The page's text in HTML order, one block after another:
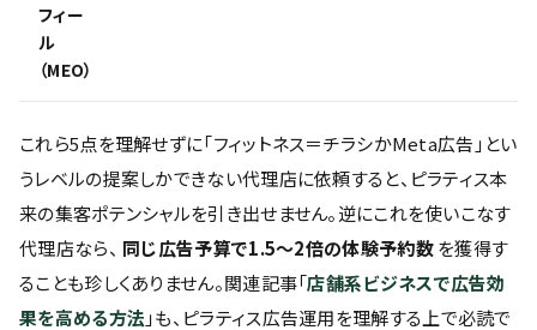
フィー
ル
（MEO）
これら5点を理解せずに「フィットネス＝チラシかMeta広告」とい
うレベルの提案しかできない代理店に依頼すると、ピラティス本
来の集客ポテンシャルを引き出せません。逆にこれを使いこなす
代理店なら、 同じ広告予算で1.5〜2倍の体験予約数を獲得す
ることも珍しくありません。関連記事「店舗系ビジネスで広告効
果を高める方法 」も、ピラティス広告運用を理解する上で必読で